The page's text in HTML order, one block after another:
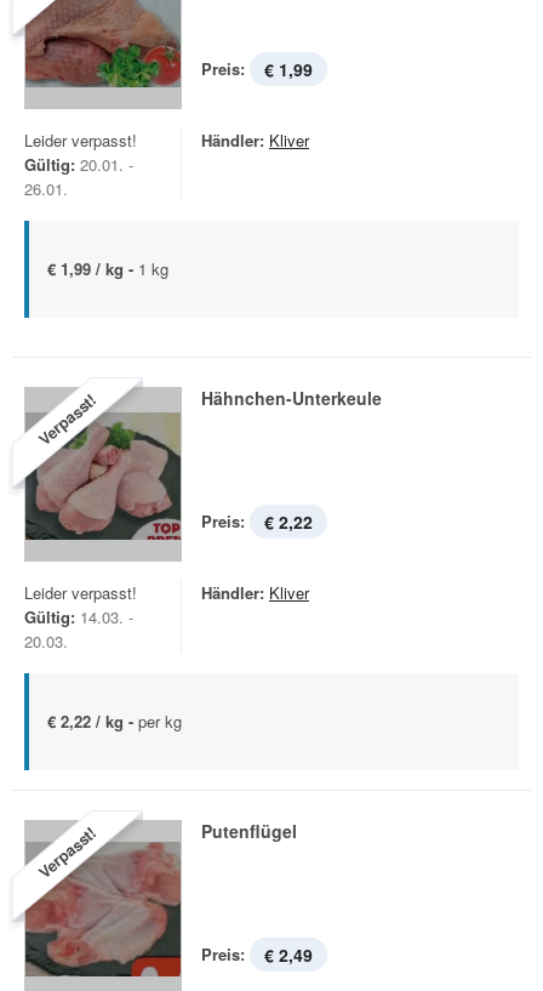
Preis: € 1,99
Leider verpasst!
Gültig: 20.01. -
26.01.
Händler: Kliver
€ 1,99 / kg - 1 kg
Verpasst! Hähnchen-Unterkeule
Preis: € 2,22
Leider verpasst!
Gültig: 14.03. -
20.03.
Händler: Kliver
€ 2,22 / kg - per kg
Verpasst! Putenflügel
Preis: € 2,49